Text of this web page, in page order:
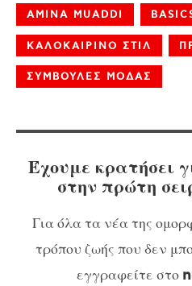
AMINA MUADDI
ΚΑΛΟΚΑΙΡΙΝΟ ΣΤΙΛ
ΣΥΜΒΟΥΛΕΣ ΜΟΔΑΣ
Έχουμε κρατήσει
στην πρώτη
Για όλα τα νέα της
τρόπου ζωής που δεν
εγγραφείτε στο